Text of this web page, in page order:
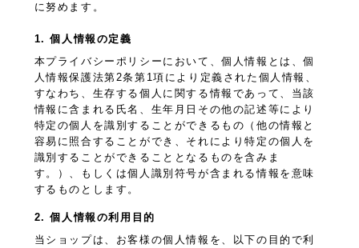
に努めます。
1. 個人情報の定義
本プライバシーポリシーにおいて、個人情報とは、個
人情報保護法第2条第1項により定義された個人情報、
すなわち、生存する個人に関する情報であって、当該
情報に含まれる氏名、生年月日その他の記述等により
特定の個人を識別することができるもの（他の情報と
容易に照合することができ、それにより特定の個人を
識別することができることとなるものを含みま
す。）、もしくは個人識別符号が含まれる情報を意味
するものとします。
2. 個人情報の利用目的
当ショップは、お客様の個人情報を、以下の目的で利